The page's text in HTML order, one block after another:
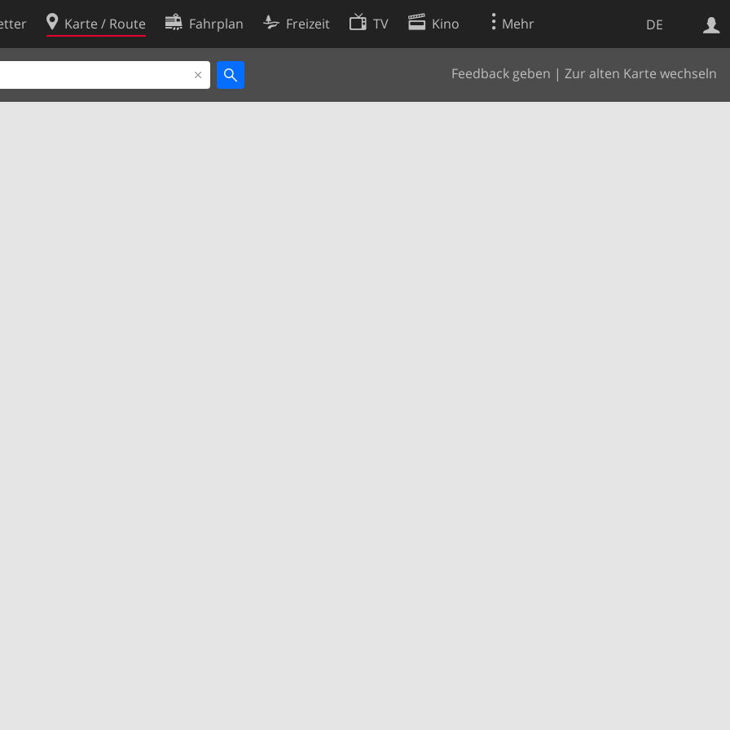
DE
Karte / Route Fahrplan Freizeit TV Kino Mehr
Feedback geben | Zur alten Karte wechseln
Websuche
Cookie-Richtlinie
Cookie-Einstellungen